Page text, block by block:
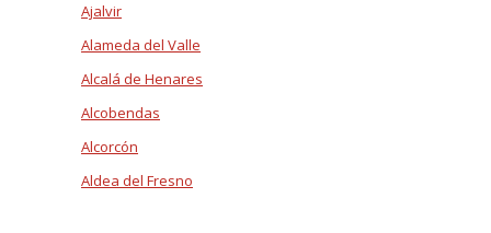
Ajalvir
Alameda del Valle
Alcalá de Henares
Alcobendas
Alcorcón
Aldea del Fresno